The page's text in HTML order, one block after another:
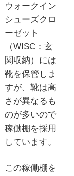
ウォークイン
シューズクロ
ーゼット
（WISC：玄
関収納）には
靴を保管しま
すが、靴は高
さが異なるも
のが多いので
稼働棚を採用
しています。
この稼働棚を